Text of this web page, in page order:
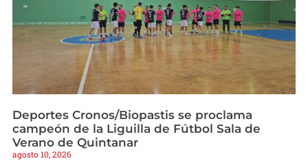
Deportes Cronos/Biopastis se proclama
campeón de la Liguilla de Fútbol Sala de
Verano de Quintanar
agosto 10, 2026